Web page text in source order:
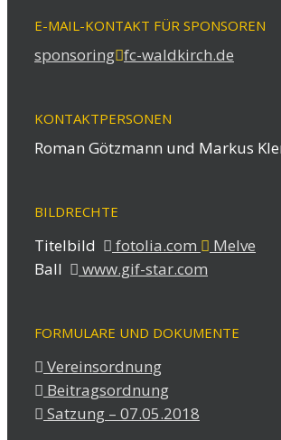
E-MAIL-KONTAKT FÜR SPONSOREN
sponsoring fc-waldkirch.de
KONTAKTPERSONEN
Roman Götzmann und Markus
BILDRECHTE
Titelbild fotolia.com
Melve
Ball
www.gif-star.com
FORMULARE UND DOKUMENTE
Vereinsordnung
Beitragsordnung
Satzung – 07.05.2018